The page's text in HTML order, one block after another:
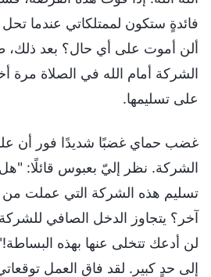
فائدةٍ ستكون لممتلكاتي عندما
ألن أموت على أي حال؟ بعد
الشركة أمام الله في الصلاة مرة
على تسليمها.
غضب حماي غضبًا شديدًا فور أن
الشركة. نظر إليّ بعبوس قائلًا:
تسليم هذه الشركة التي عملت
آخر؟ يتجاوز الدخل الصافي
لن أدعك تتخلى عنها بهذه
إلى حدٍ كبير. لقد فاق العمل